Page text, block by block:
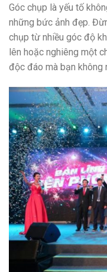
Góc chụp là yếu tố
những bức ảnh đẹp.
chụp từ nhiều góc độ
lên hoặc nghiêng một
độc đáo mà bạn không